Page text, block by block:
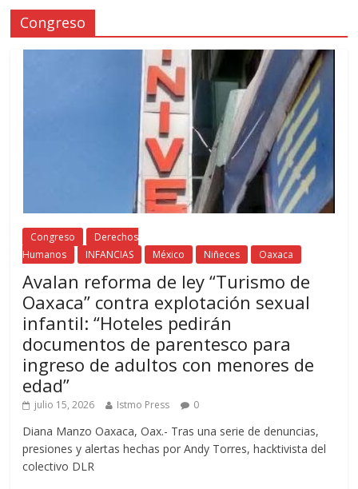
Congreso
Congreso
Derechos
Humanos
INFANCIAS México Niñeces Oaxaca
Avalan reforma de ley “Turismo de
Oaxaca” contra explotación sexual
infantil: “Hoteles pedirán
documentos de parentesco para
ingreso de adultos con menores de
edad”
julio 15, 2026 Istmo Press 0
Diana Manzo Oaxaca, Oax.- Tras una serie de denuncias,
presiones y alertas hechas por Andy Torres, hacktivista del
colectivo DLR